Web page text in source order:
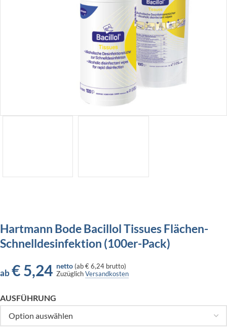
Hartmann Bode Bacillol Tissues Flächen-
Schnelldesinfektion (100er-Pack)
ab €5,24 netto (ab€ 6,24 brutto)
ZuzüglichVersandkosten
AUSFÜHRUNG